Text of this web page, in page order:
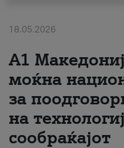
#ПодобарОнлајн
18.05.2026
A1
моќна
за
на
сообраќајот